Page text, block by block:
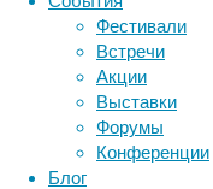
Фестивали
Встречи
Акции
Выставки
Форумы
Конференции
Блог
Альцгеймера
и
остальных
видов
деменции.
По
симптомам
сон
эмоции